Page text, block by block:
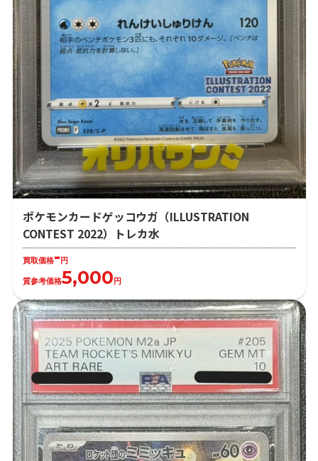
ポケモンカードゲッコウガ（ILLUSTRATION
CONTEST 2022）トレカ水
買取価格-円
質参考価格5,000円